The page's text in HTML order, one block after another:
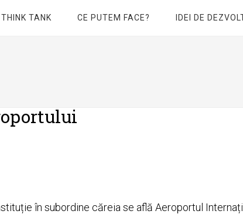
THINK TANK CE PUTEM FACE? IDEI DE
în subordine căreia se află Aeroportul